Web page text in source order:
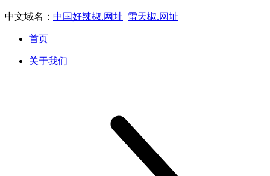
中文域名： 中国好辣椒.网址 雷天椒.网址
首页
关于我们